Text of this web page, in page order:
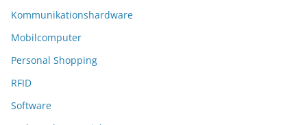
Kommunikationshardware
Mobilcomputer
Personal Shopping
RFID
Software